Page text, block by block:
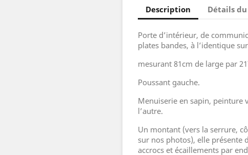
Description Détails
Porte d’intérieur, de
plates bandes, à l’identique
mesurant 81cm de large par
Poussant gauche.
Menuiserie en sapin, peinture
l’autre.
Un montant (vers la serrure,
sur nos photos), elle présente
accrocs et écaillements par